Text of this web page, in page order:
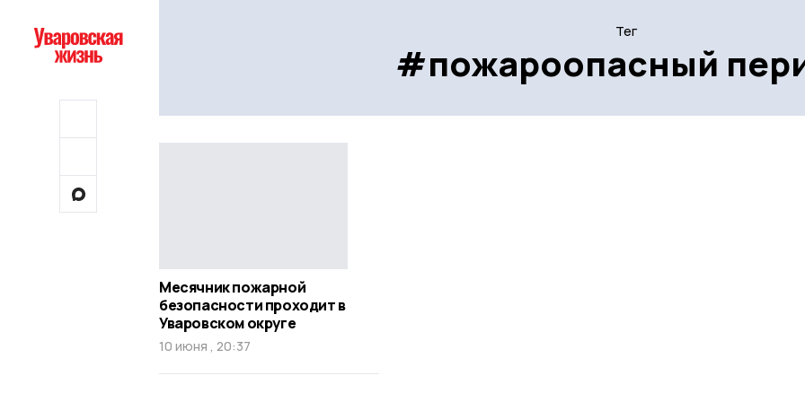
Тег
#пожароопасный
Месячник пожарной
безопасности проходит в
Уваровском округе
10 июня , 20:37